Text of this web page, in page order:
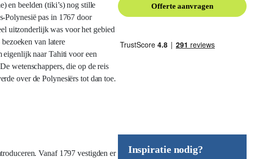
Offerte aanvragen
Inspiratie nodig?
en beelden (tiki’s) nog stille
Polynesië pas in 1767 door
uitzonderlijk was voor het gebied
van latere
naar Tahiti voor een
wetenschappers, die op de reis
over de Polynesiërs tot dan toe.
Vanaf 1797 vestigden er